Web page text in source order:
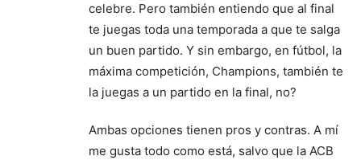
celebre. Pero también entiendo que al final
te juegas toda una temporada a que te salga
un buen partido. Y sin embargo, en fútbol, la
máxima competición, Champions, también te
la juegas a un partido en la final, no?
Ambas opciones tienen pros y contras. A mí
me gusta todo como está, salvo que la ACB